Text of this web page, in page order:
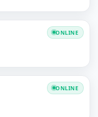
ONLINE
ONLINE